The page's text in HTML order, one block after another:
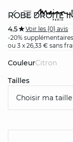
ROBE DROITE
4.5
Voir les {0} avis
-20%
ou 3 x 26,33 € sans
Couleur
citron
Tailles
Choisir ma taille